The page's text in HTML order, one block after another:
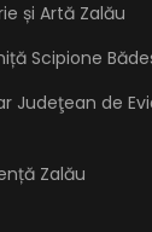
și Artă Zalău
Scipione
Judeţean de
Zalău